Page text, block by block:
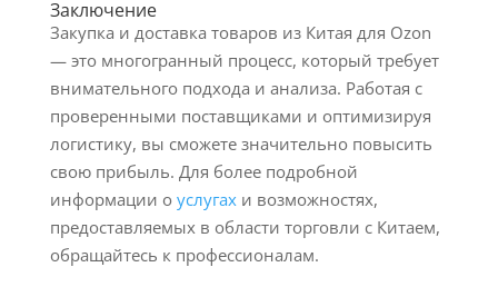
Заключение
Закупка и доставка товаров из Китая для Ozon
— это многогранный процесс, который требует
внимательного подхода и анализа. Работая с
проверенными поставщиками и оптимизируя
логистику, вы сможете значительно повысить
свою прибыль. Для более подробной
информации о услугахи возможностях,
предоставляемых в области торговли с Китаем,
обращайтесь к профессионалам.